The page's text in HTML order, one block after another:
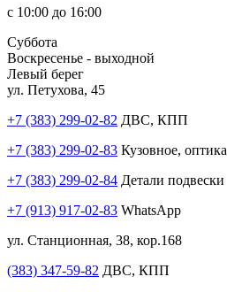
с 10:00 до 16:00
Суббота
Воскресенье - выходной
Левый берег
ул. Петухова, 45
+7 (383) 299-02-82 ДВС, КПП
+7 (383) 299-02-83 Кузовное, оптика
+7 (383) 299-02-84 Детали подвески
+7 (913) 917-02-83 WhatsApp
ул. Станционная, 38, кор.168
(383) 347-59-82 ДВС, КПП